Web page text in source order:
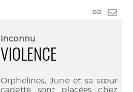
Lien
Inconnu
VIOLENCE
Orphelines, June et sa sœur
cadette sont placées chez